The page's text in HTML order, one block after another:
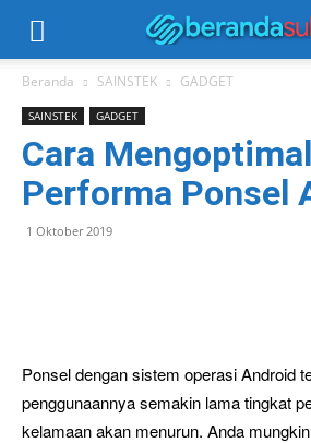
Beranda SAINSTEK GADGET
SAINSTEK GADGET
Cara
Performa Ponsel
1 Oktober 2019
Ponsel dengan sistem operasi Android
penggunaannya semakin lama tingkat
kelamaan akan menurun. Anda